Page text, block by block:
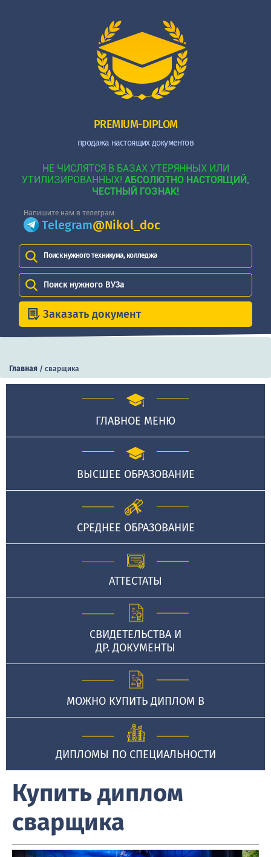
PREMIUM-DIPLOM
продажа настоящих документов
НЕ ЧИСЛЯТСЯ В БАЗАХ УТЕРЯННЫХ ИЛИ
УТИЛИЗИРОВАННЫХ! АБСОЛЮТНО НАСТОЯЩИЙ,
ЧЕСТНЫЙ ГОЗНАК!
Напишите нам в телеграм:
Telegram@Nikol_doc
Поиск нужного техникума, колледжа
Поиск нужного ВУЗа
Заказать документ
Главная / сварщика
ГЛАВНОЕ МЕНЮ
ВЫСШЕЕ ОБРАЗОВАНИЕ
СРЕДНЕЕ ОБРАЗОВАНИЕ
АТТЕСТАТЫ
СВИДЕТЕЛЬСТВА И
ДР. ДОКУМЕНТЫ
МОЖНО КУПИТЬ ДИПЛОМ В
ДИПЛОМЫ ПО СПЕЦИАЛЬНОСТИ
Купить диплом
сварщика